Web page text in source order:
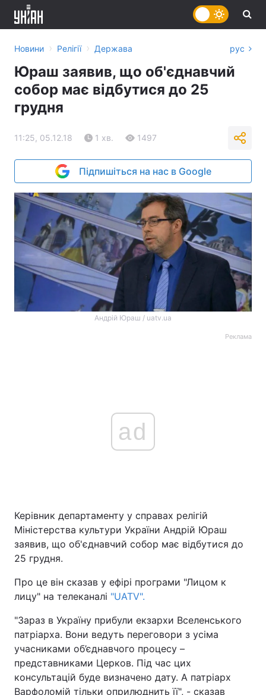
Головна Війна
Економіка Світ
Спорт Наука
Техно і зв'язок Лайт
Новини › Релігії › Держава рус
Юраш заявив, що об'єднавчий
собор має відбутися до 25
грудня
11:25, 05.12.18 1 хв. 1497
Підпишіться на нас в Google
Андрій Юраш / uatv.ua
Реклама
ad
Керівник департаменту у справах релігій
Міністерства культури України Андрій Юраш
заявив, що об'єднавчий собор має відбутися до
25 грудня.
Про це він сказав у ефірі програми "Лицом к
лицу" на телеканалі "UATV".
"Зараз в Україну прибули екзархи Вселенського
патріарха. Вони ведуть переговори з усіма
учасниками об’єднавчого процесу –
представниками Церков. Під час цих
консультацій буде визначено дату. А патріарх
Варфоломій тільки оприлюднить її", - сказав